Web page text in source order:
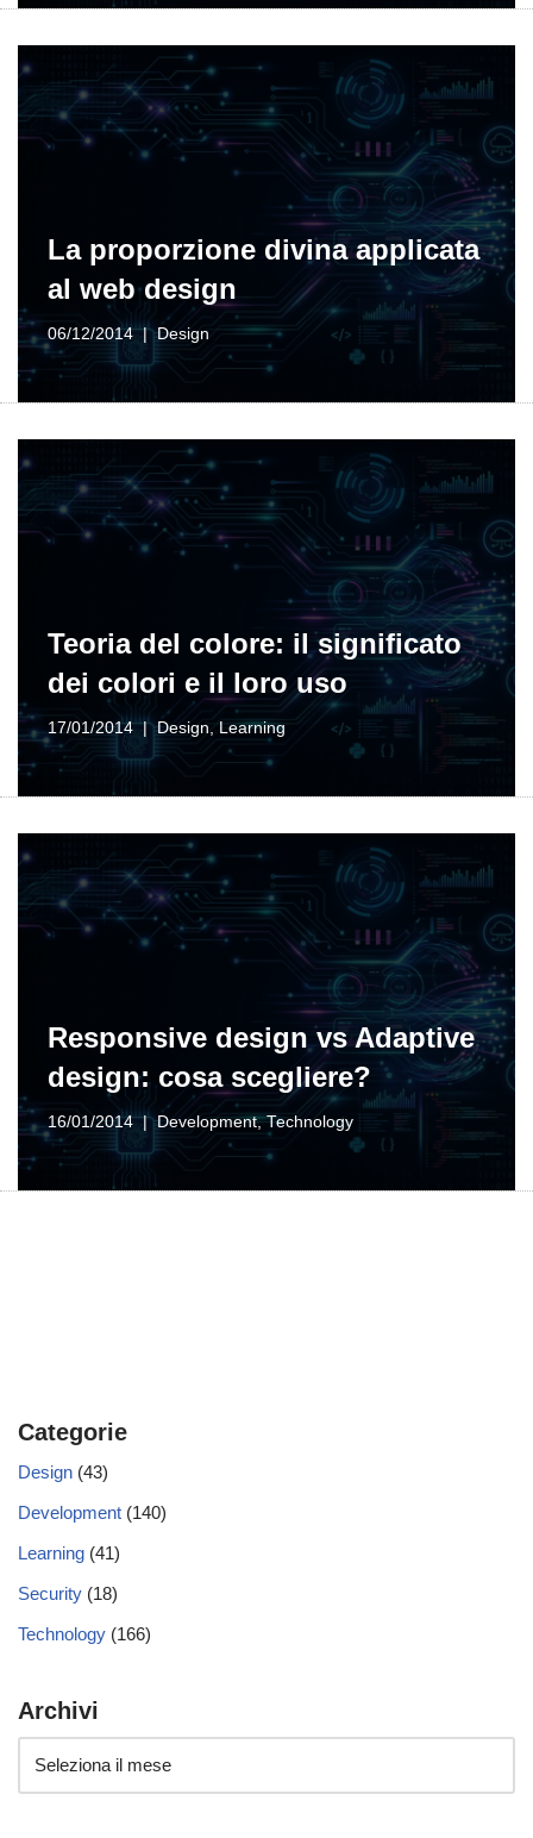
La proporzione divina applicata
al web design
06/12/2014 Design
Teoria del colore: il significato
dei colori e il loro uso
17/01/2014 Design, Learning
Responsive design vs Adaptive
design: cosa scegliere?
16/01/2014 Development,Technology
Categorie
Design (43)
Development (140)
Learning (41)
Security (18)
Technology (166)
Archivi